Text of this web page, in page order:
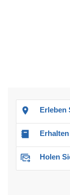
Erleben
Holen Sie